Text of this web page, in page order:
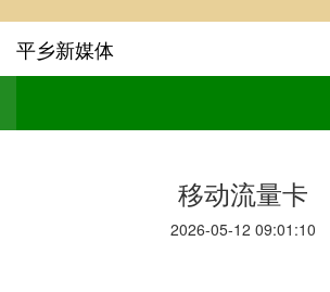
平乡新媒体
移动流量卡
2026-05-12 09:01:10